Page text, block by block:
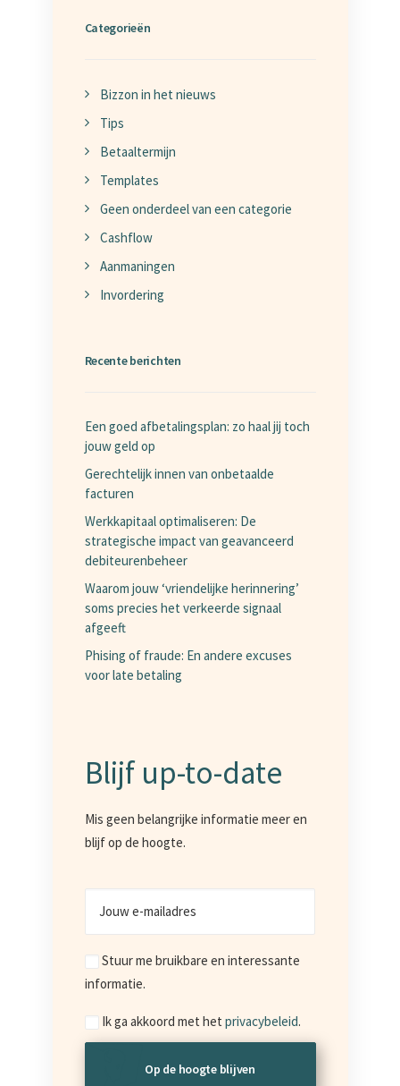
Categorieën
Bizzon in het nieuws
Tips
Betaaltermijn
Templates
Geen onderdeel van een categorie
Cashflow
Aanmaningen
Invordering
Recente berichten
Een goed afbetalingsplan: zo haal jij toch
jouw geld op
Gerechtelijk innen van onbetaalde
facturen
Werkkapitaal optimaliseren: De
strategische impact van geavanceerd
debiteurenbeheer
Waarom jouw ‘vriendelijke herinnering’
soms precies het verkeerde signaal
afgeeft
Phising of fraude: En andere excuses
voor late betaling
Blijf up-to-date
Mis geen belangrijke informatie meer en
blijf op de hoogte.
Marketing
Stuur me bruikbare en interessante
informatie.
Consent
Ik ga akkoord met het privacybeleid.